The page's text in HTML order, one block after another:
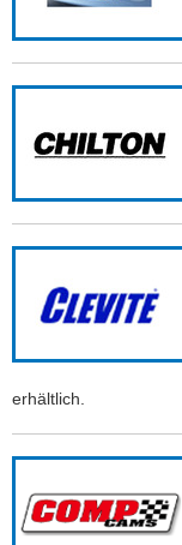
erhältlich.